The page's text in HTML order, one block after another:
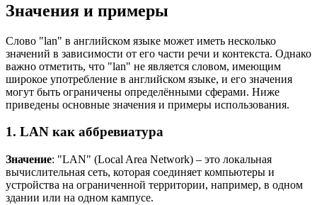
Значения и примеры
Слово "lan" в английском языке может иметь несколько
значений в зависимости от его части речи и контекста. Однако
важно отметить, что "lan" не является словом, имеющим
широкое употребление в английском языке, и его значения
могут быть ограничены определёнными сферами. Ниже
приведены основные значения и примеры использования.
1. LAN как аббревиатура
Значение: "LAN" (Local Area Network) – это локальная
вычислительная сеть, которая соединяет компьютеры и
устройства на ограниченной территории, например, в одном
здании или на одном кампусе.